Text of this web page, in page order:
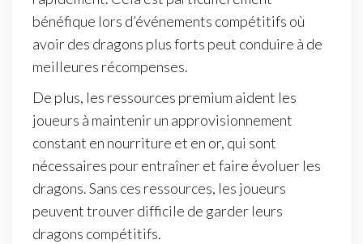
bénéfique lors d’événements compétitifs où
avoir des dragons plus forts peut conduire à de
meilleures récompenses.
De plus, les ressources premium aident les
joueurs à maintenir un approvisionnement
constant en nourriture et en or, qui sont
nécessaires pour entraîner et faire évoluer les
dragons. Sans ces ressources, les joueurs
peuvent trouver difficile de garder leurs
dragons compétitifs.